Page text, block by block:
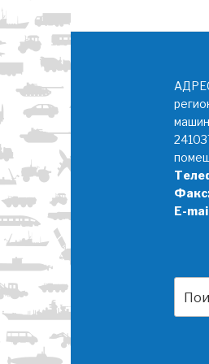
E-